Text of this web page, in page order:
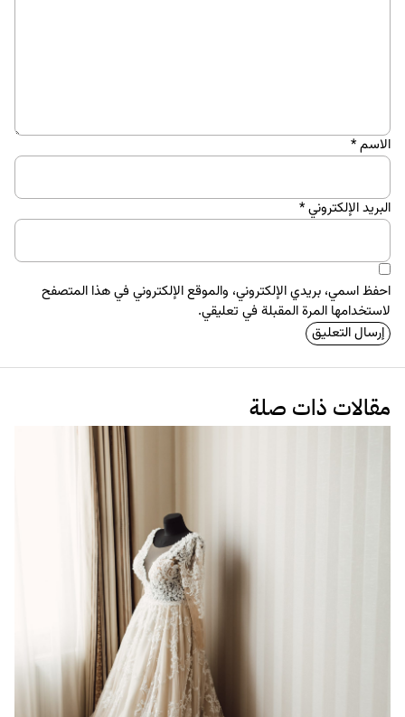
الاسم*
البريد الإلكتروني*
احفظ اسمي، بريدي الإلكتروني، والموقع الإلكتروني في هذا المتصفح
لاستخدامها المرة المقبلة في تعليقي.
مقالات ذات صلة